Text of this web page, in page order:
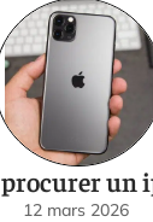
un
12 mars 2026